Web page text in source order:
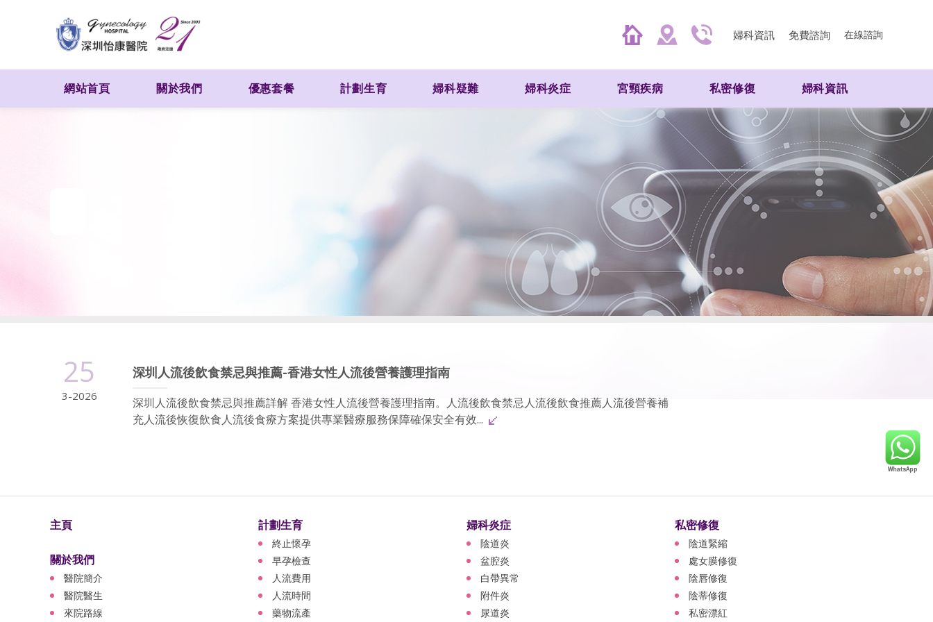
婦科資訊 免費諮詢 在線諮詢
網站首頁 關於我們 優惠套餐 計劃生育 婦科疑難 婦科炎症 宮頸疾病 私密修復 婦科資訊
25
3-2026
深圳人流後飲食禁忌與推薦-香港女性人流後營養護理指南
深圳人流後飲食禁忌與推薦詳解 香港女性人流後營養護理指南。人流後飲食禁忌人流後飲食推薦人流後營養補
充人流後恢復飲食人流後食療方案提供專業醫療服務保障確保安全有效...
主頁
關於我們
醫院簡介
醫院醫生
來院路線
計劃生育
終止懷孕
早孕檢查
人流費用
人流時間
藥物流產
婦科炎症
陰道炎
盆腔炎
白帶異常
附件炎
尿道炎
私密修復
陰道緊縮
處女膜修復
陰唇修復
陰蒂修復
私密漂紅